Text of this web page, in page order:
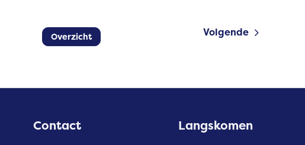
Volgende
Overzicht
Contact Langskomen